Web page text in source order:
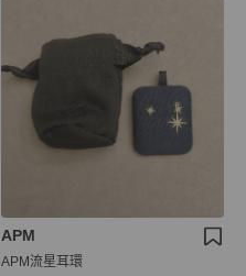
APM
APM流星耳環